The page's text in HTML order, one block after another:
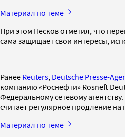
Материал по теме
При этом Песков отметил, что
сама защищает свои интересы,
Ранее Reuters, Deutsche Presse-
компанию «Роснефти» Rosneft
Федеральному сетевому
считает регулярное продление
Материал по теме